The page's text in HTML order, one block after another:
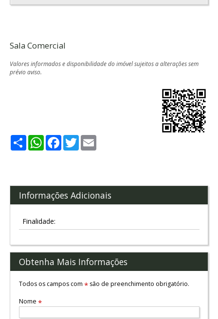
Sala Comercial
Valores informados e disponibilidade do imóvel sujeitos a alterações sem
prévio aviso.
ShareWhatsApp
Facebook
Twitter
Informações Adicionais
Finalidade:
Obtenha Mais Informações
Todos os campos com *são de preenchimento obrigatório.
Nome *